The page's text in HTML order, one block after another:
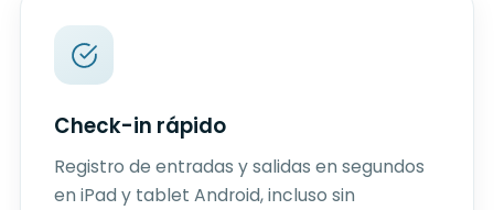
Check-in rápido
Registro de entradas y salidas en segundos
en iPad y tablet Android, incluso sin